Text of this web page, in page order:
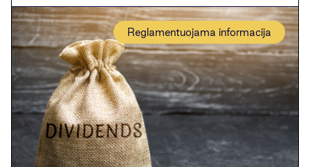
Reglamentuojama informacija